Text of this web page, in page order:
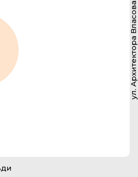
ул. Архитектора Власова